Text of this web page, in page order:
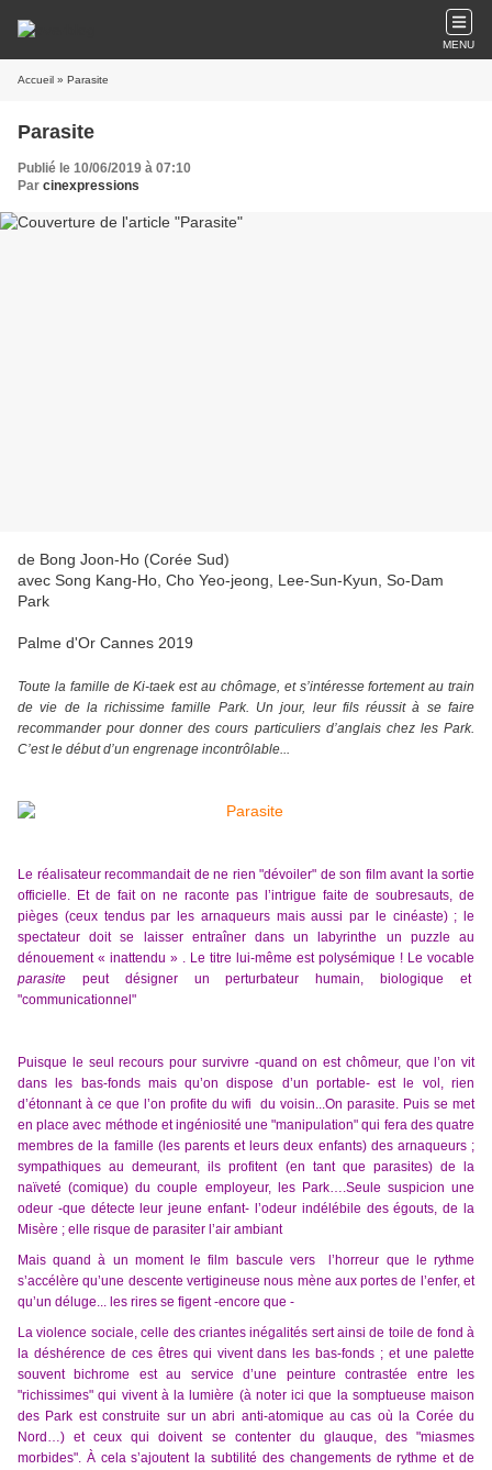
MENU
Accueil » Parasite
Parasite
Publié le 10/06/2019 à 07:10
Par cinexpressions
de Bong Joon-Ho (Corée Sud)
avec Song Kang-Ho, Cho Yeo-jeong, Lee-Sun-Kyun, So-Dam
Park
Palme d'Or Cannes 2019
Toute la famille de Ki-taek est au chômage, et s’intéresse fortement au train
de vie de la richissime famille Park. Un jour, leur fils réussit à se faire
recommander pour donner des cours particuliers d’anglais chez les Park.
C’est le début d’un engrenage incontrôlable...
Le réalisateur recommandait de ne rien "dévoiler" de son film avant la sortie
officielle. Et de fait on ne raconte pas l’intrigue faite de soubresauts, de
pièges (ceux tendus par les arnaqueurs mais aussi par le cinéaste) ; le
spectateur doit se laisser entraîner dans un labyrinthe un puzzle au
dénouement « inattendu » . Le titre lui-même est polysémique ! Le vocable
parasite peut désigner un perturbateur humain, biologique et
"communicationnel"
Puisque le seul recours pour survivre -quand on est chômeur, que l’on vit
dans les bas-fonds mais qu’on dispose d’un portable- est le vol, rien
d’étonnant à ce que l’on profite du wifi du voisin...On parasite. Puis se met
en place avec méthode et ingéniosité une "manipulation" qui fera des quatre
membres de la famille (les parents et leurs deux enfants) des arnaqueurs ;
sympathiques au demeurant, ils profitent (en tant que parasites) de la
naïveté (comique) du couple employeur, les Park….Seule suspicion une
odeur -que détecte leur jeune enfant- l’odeur indélébile des égouts, de la
Misère ; elle risque de parasiter l’air ambiant
Mais quand à un moment le film bascule vers
l’horreur que le rythme
s’accélère qu’une descente vertigineuse nous mène aux portes de l’enfer, et
qu’un déluge... les rires se figent -encore que -
La violence sociale, celle des criantes inégalités sert ainsi de toile de fond à
la déshérence de ces êtres qui vivent dans les bas-fonds ; et une palette
souvent bichrome est au service d’une peinture contrastée entre les
"richissimes" qui vivent à la lumière (à noter ici que la somptueuse maison
des Park est construite sur un abri anti-atomique au cas où la Corée du
Nord…) et ceux qui doivent se contenter du glauque, des "miasmes
morbides". À cela s’ajoutent la subtilité des changements de rythme et de